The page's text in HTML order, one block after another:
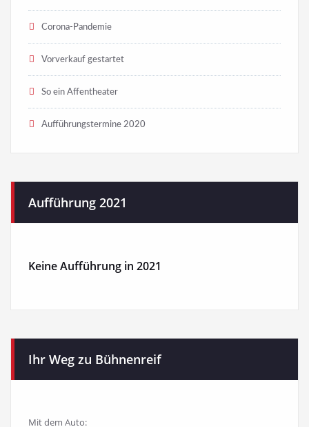
Corona-Pandemie
Vorverkauf gestartet
So ein Affentheater
Aufführungstermine 2020
Aufführung 2021
Keine Aufführung in 2021
Ihr Weg zu Bühnenreif
Mit dem Auto: